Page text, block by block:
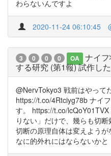
わらないんですよ
2020-11-24 06:10:45
3 0 0 0 OA
ナイ
する研究 (第1報) 試作し
@NervTokyo3 戦前はやって
https://t.co/4Rtciyg78b ナイ
す。 https://t.co/
りない」だけで、幾らも切断
切断の原理自体は変えよう
なに的外れにはならないかと